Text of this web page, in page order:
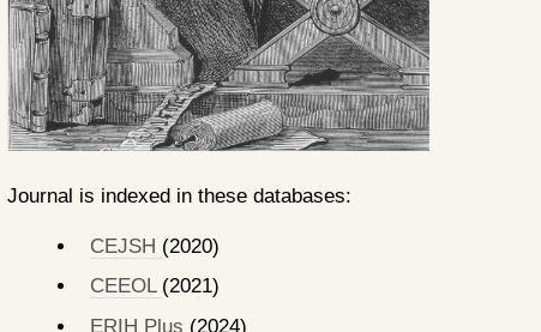
Journal is indexed in these databases:
CEJSH (2020)
CEEOL (2021)
ERIH Plus (2024)